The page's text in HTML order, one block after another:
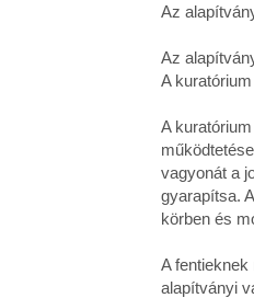
Az
Az
A
A
vagyonát a
gyarapítsa.
körben és
A fentieknek
alapítványi